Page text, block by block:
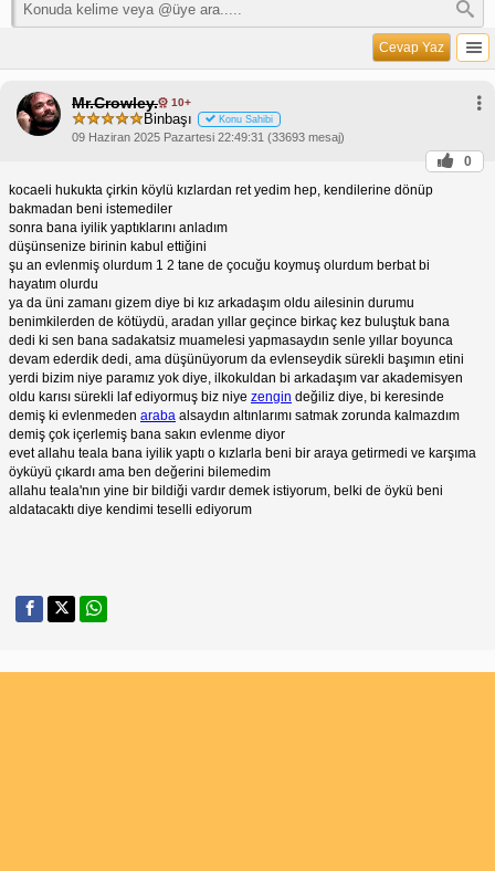
Cevap Yaz
Mr.Crowley. 10+
Binbaşı Konu Sahibi
09 Haziran 2025 Pazartesi 22:49:31 (33693 mesaj)
0
kocaeli hukukta çirkin köylü kızlardan ret yedim hep, kendilerine dönüp
bakmadan beni istemediler
sonra bana iyilik yaptıklarını anladım
düşünsenize birinin kabul ettiğini
şu an evlenmiş olurdum 1 2 tane de çocuğu koymuş olurdum berbat bi
hayatım olurdu
ya da üni zamanı gizem diye bi kız arkadaşım oldu ailesinin durumu
benimkilerden de kötüydü, aradan yıllar geçince birkaç kez buluştuk bana
dedi ki sen bana sadakatsiz muamelesi yapmasaydın senle yıllar boyunca
devam ederdik dedi, ama düşünüyorum da evlenseydik sürekli başımın etini
yerdi bizim niye paramız yok diye, ilkokuldan bi arkadaşım var akademisyen
oldu karısı sürekli laf ediyormuş biz niye zengin değiliz diye, bi keresinde
demiş ki evlenmeden araba alsaydın altınlarımı satmak zorunda kalmazdım
demiş çok içerlemiş bana sakın evlenme diyor
evet allahu teala bana iyilik yaptı o kızlarla beni bir araya getirmedi ve karşıma
öyküyü çıkardı ama ben değerini bilemedim
allahu teala'nın yine bir bildiği vardır demek istiyorum, belki de öykü beni
aldatacaktı diye kendimi teselli ediyorum